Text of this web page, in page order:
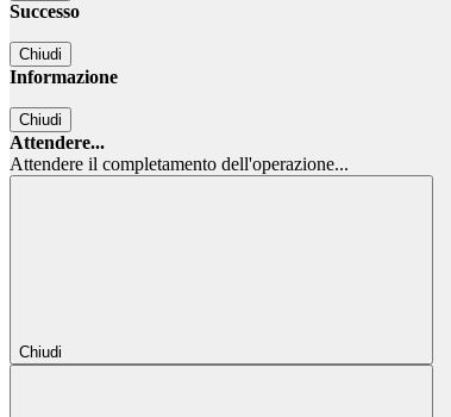
Successo
Chiudi
Informazione
Chiudi
Attendere...
Attendere il completamento dell'operazione...
Chiudi